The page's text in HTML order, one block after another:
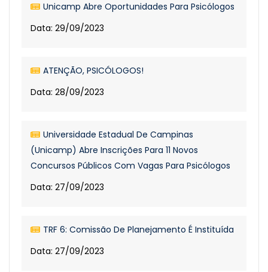
Unicamp Abre Oportunidades Para Psicólogos
Data: 29/09/2023
ATENÇÃO, PSICÓLOGOS!
Data: 28/09/2023
Universidade Estadual De Campinas
(Unicamp) Abre Inscrições Para 11 Novos
Concursos Públicos Com Vagas Para Psicólogos
Data: 27/09/2023
TRF 6: Comissão De Planejamento É Instituída
Data: 27/09/2023